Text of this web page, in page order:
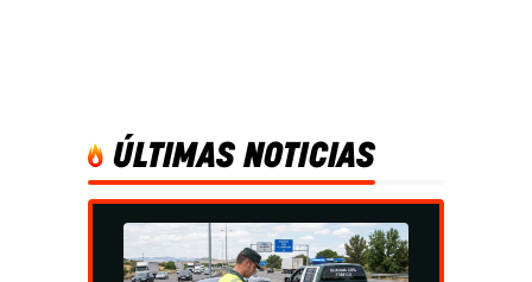
ÚLTIMAS NOTICIAS